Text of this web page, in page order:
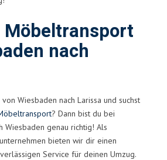
nach
Wiesbaden nach Larissa und suchst
? Dann bist du bei
Wiesbaden genau richtig! Als
bieten wir dir einen
Service für deinen Umzug.